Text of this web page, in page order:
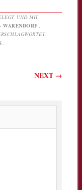
UND MIT
,
.
NEXT →